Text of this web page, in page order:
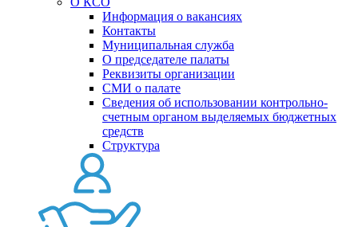
Информация о вакансиях
Контакты
Муниципальная служба
О председателе палаты
Реквизиты организации
СМИ о палате
Сведения об использовании контрольно-
счетным органом выделяемых бюджетных
средств
Структура